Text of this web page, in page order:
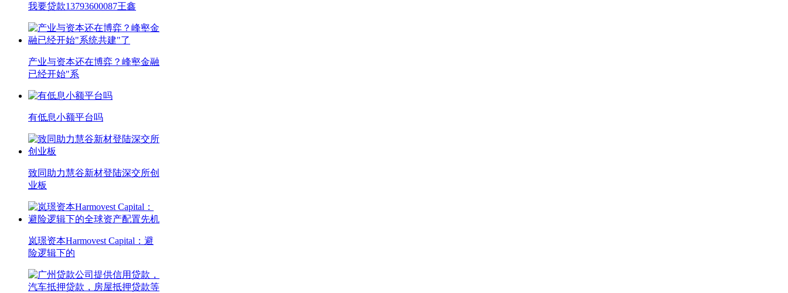
我要贷款13793600087王鑫
产业与资本还在博弈？峰壑金融
已经开始"系
有低息小额平台吗
致同助力慧谷新材登陆深交所创
业板
岚璟资本Harmovest Capital：避
险逻辑下的